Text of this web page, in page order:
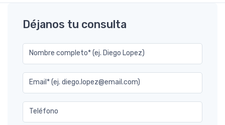
Déjanos tu consulta
Nombre completo* (ej. Diego Lopez)
Email* (ej. diego.lopez@email.com)
Teléfono